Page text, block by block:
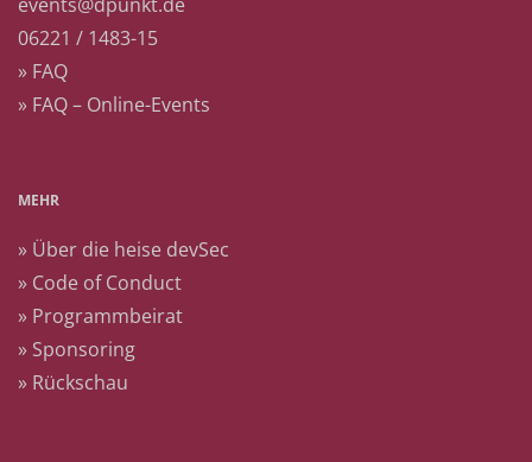
06221 / 1483-15
» FAQ
» FAQ – Online-Events
MEHR
» Über die heise devSec
» Code of Conduct
» Programmbeirat
» Sponsoring
» Rückschau